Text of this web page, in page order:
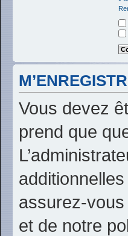
Vous devez
prend que
assurez-vous
et de notre